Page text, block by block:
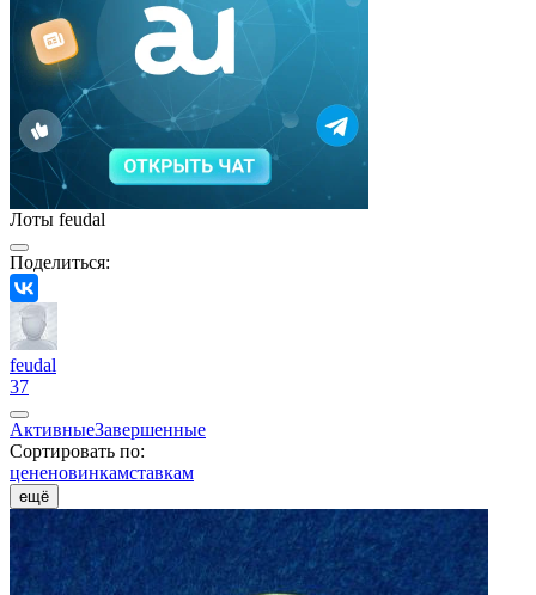
Лоты feudal
Поделиться:
feudal
37
АктивныеЗавершенные
Сортировать по:
цененовинкамставкам
ещё